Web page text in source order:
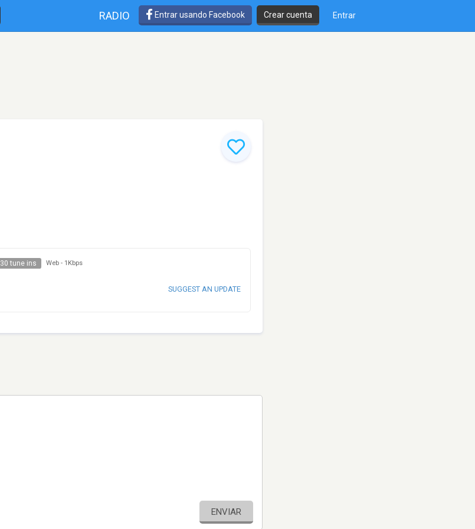
RADIO Entrar usando Facebook Crear cuenta Entrar
30 tune ins Web - 1Kbps
SUGGEST AN UPDATE
ENVIAR